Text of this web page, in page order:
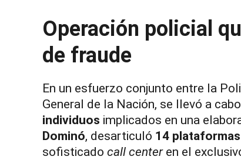
Operación policial
de fraude
En un esfuerzo conjunto entre la
General de la Nación, se llevó a
individuos implicados en una
Dominó, desarticuló 14
sofisticado call centeren el